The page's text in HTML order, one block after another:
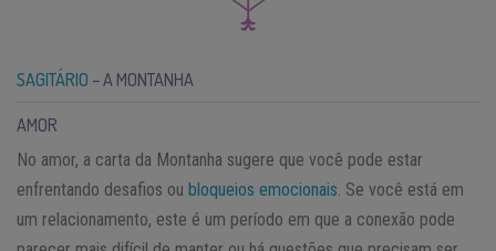
SAGITÁRIO – A MONTANHA
AMOR
No amor, a carta da Montanha sugere que você pode estar
enfrentando desafios ou bloqueios emocionais . Se você está em
um relacionamento, este é um período em que a conexão pode